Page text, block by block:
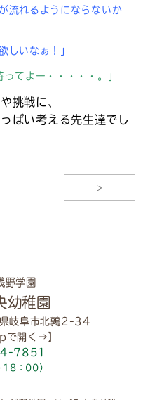
流れるようにならないか
しいなぁ！」
てよー・・・・・。」
挑戦に、
ぱい考える先生達でし
>
野学園
幼稚園
阜市北鶉2-34
で開く→】
7851
18：00）